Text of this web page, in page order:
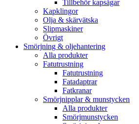
Tillbehör kapsågar
Kapklingor
Olja & skärvätska
Slipmaskiner
Övrigt
Smörjning & oljehantering
Alla produkter
Fatutrustning
Fatutrustning
Fatadaptrar
Fatkranar
Smörjnipplar & munstycken
Alla produkter
Smörjmunstycken